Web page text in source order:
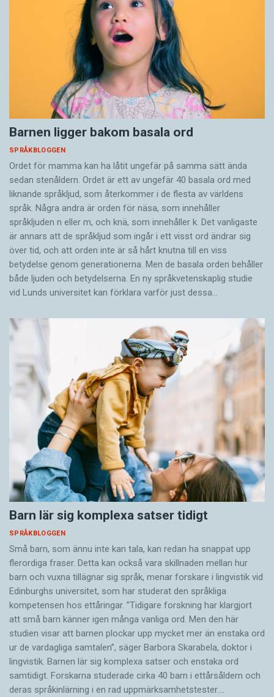
Barnen ligger bakom basala ord
SPRÅKBLOGGEN
Ordet för mamma kan ha låtit ungefär på samma sätt ända
sedan stenåldern. Ordet är ett av ungefär 40 basala ord med
liknande språkljud, som återkommer i de flesta av världens
språk. Några andra är orden för näsa, som innehåller
språkljuden n eller m, och knä, som innehåller k. Det vanligaste
är annars att de språkljud som ingår i ett visst ord ändrar sig
över tid, och att orden inte är så hårt knutna till en viss
betydelse genom generationerna. Men de basala orden behåller
både ljuden och betydelserna. En ny språkvetenskaplig studie
vid Lunds universitet kan förklara varför just dessa…
Barn lär sig komplexa satser tidigt
SPRÅKBLOGGEN
Små barn, som ännu inte kan tala, kan redan ha snappat upp
flerordiga fraser. Detta kan också vara skillnaden mellan hur
barn och vuxna tillägnar sig språk, menar forskare i lingvistik vid
Edinburghs universitet, som har studerat den språkliga
kompetensen hos ettåringar. ”Tidigare forskning har klargjort
att små barn känner igen många vanliga ord. Men den här
studien visar att barnen plockar upp mycket mer än enstaka ord
ur de vardagliga samtalen”, säger Barbora Skarabela, doktor i
lingvistik. Barnen lär sig komplexa satser och enstaka ord
samtidigt. Forskarna studerade cirka 40 barn i ettårsåldern och
deras språkinlärning i en rad uppmärksamhetstester.…